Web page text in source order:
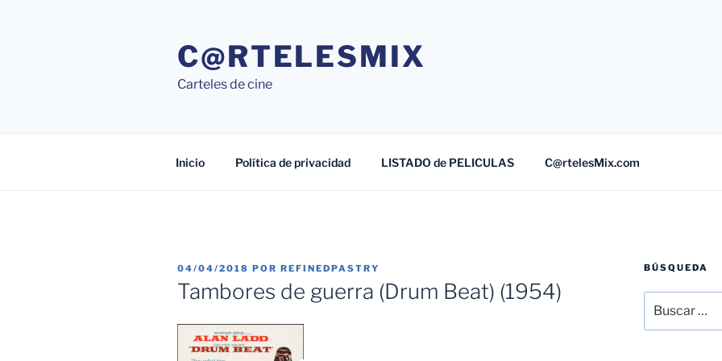
C@RTELESMIX
Carteles de cine
Inicio Política de privacidad LISTADO de PELICULAS C@rtelesMix.com
PUBLICADO
EL
04/04/2018 POR REFINEDPASTRY
Tambores de guerra (Drum Beat) (1954)
BÚSQUEDA
por: